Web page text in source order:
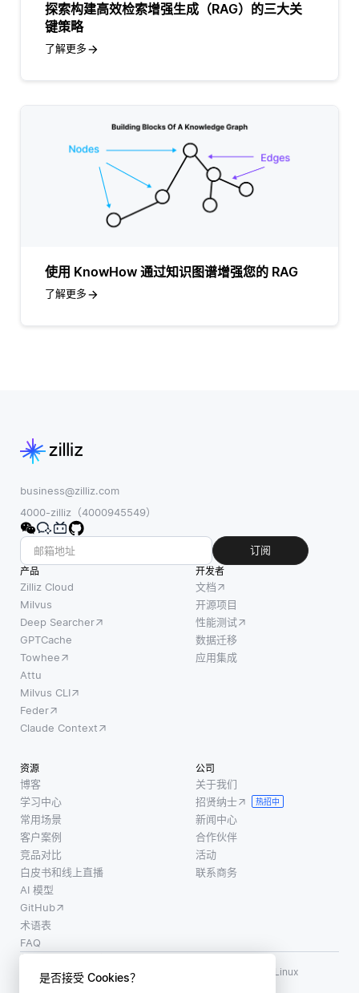
是否接受 Cookies？
探索构建高效检索增强生成（RAG）的三大关
键策略
了解更多
使用 KnowHow 通过知识图谱增强您的 RAG
了解更多
business@zilliz.com
4000-zilliz（4000945549）
订阅
产品
Zilliz Cloud
Milvus
Deep Searcher
GPTCache
Towhee
Attu
Milvus CLI
Feder
Claude Context
开发者
文档
开源项目
性能测试
数据迁移
应用集成
资源
博客
学习中心
常用场景
客户案例
竞品对比
白皮书和线上直播
AI 模型
GitHub
术语表
FAQ
公司
关于我们
招贤纳士
热招中
新闻中心
合作伙伴
活动
联系商务
使用条款
LF AI、LF AI & Data、Milvus，以及相关的开源项目名称为 Linux
Foundation 所有商标